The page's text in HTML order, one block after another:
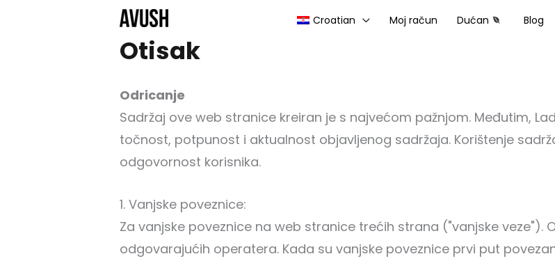
Croatian Moj račun Dućan Blog
Otisak
Odricanje
Sadržaj ove web stranice kreiran je s najvećom pažnjom. Međutim,
točnost, potpunost i aktualnost objavljenog sadržaja. Korištenje
odgovornost korisnika.
1. Vanjske poveznice:
Za vanjske poveznice na web stranice trećih strana ("vanjske veze").
odgovarajućih operatera. Kada su vanjske poveznice prvi put